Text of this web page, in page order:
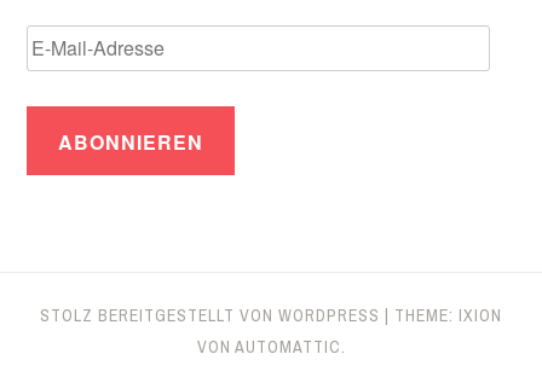
E-
Mail-
STOLZ BEREITGESTELLT VON WORDPRESS
THEME: IXION
VON AUTOMATTIC.